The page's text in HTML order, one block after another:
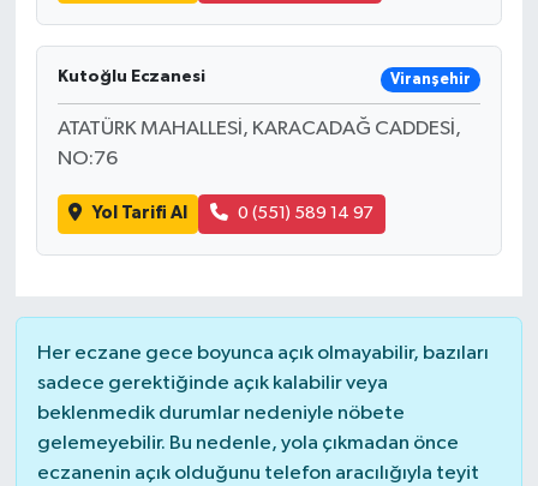
Kutoğlu Eczanesi Viranşehir
ATATÜRK MAHALLESİ, KARACADAĞ CADDESİ,
NO:76
Yol Tarifi Al 0 (551) 589 14 97
Her eczane gece boyunca açık olmayabilir, bazıları
sadece gerektiğinde açık kalabilir veya
beklenmedik durumlar nedeniyle nöbete
gelemeyebilir. Bu nedenle, yola çıkmadan önce
eczanenin açık olduğunu telefon aracılığıyla teyit